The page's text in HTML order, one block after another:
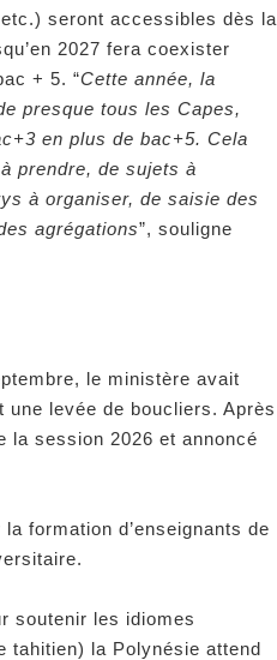
seront accessibles dès la
2027 fera coexister
+ 5. “Cette année, la
presque tous les Capes,
en plus de bac+5. Cela
prendre, de sujets à
à organiser, de saisie des
agrégations”, souligne
le ministère avait
une levée de boucliers. Après
la session 2026 et annoncé
formation d’enseignants de
soutenir les idiomes
tahitien) la Polynésie attend